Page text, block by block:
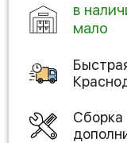
в
мало
Сборка